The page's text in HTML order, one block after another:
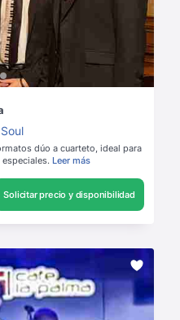
dúo a cuarteto, ideal para
Leer más
Solicitar precio y disponibilidad